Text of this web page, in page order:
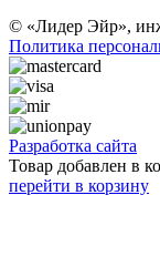
© «Лидер Эйр»,
Политика
Разработка сайта
Товар добавлен в
перейти в корзину